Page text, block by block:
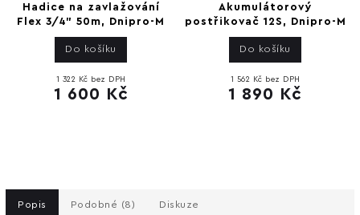
Popis Podobné (8) Diskuze
Hadice na zavlažování
Flex 3/4" 50m, Dnipro-M
1 322 Kč bez DPH
1 600 Kč
Do košíku
Akumulátorový
postřikovač 12S, Dnipro-M
1 562 Kč bez DPH
1 890 Kč
Do košíku